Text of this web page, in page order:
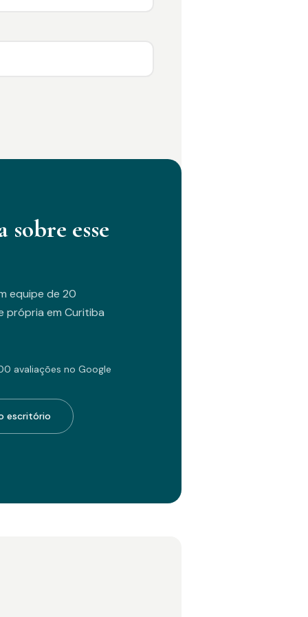
esse
equipe de 20
própria em Curitiba
avaliações no Google
escritório